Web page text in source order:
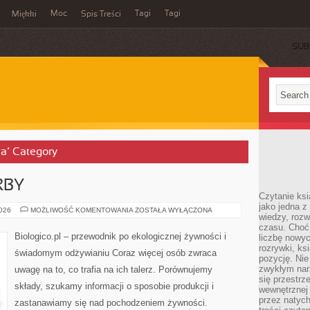
Miękki Moc Spis Treści Tagi Tagi
Category
MOŻLIWOŚĆ KOMENTOWANIA SEZONOWE
ZOSTAŁA WYŁĄCZONA
Biologico.pl – przewodnik po ekologicznej żywności i
świadomym odżywianiu Coraz więcej osób zwraca
uwagę na to, co trafia na ich talerz. Porównujemy
składy, szukamy informacji o sposobie produkcji i
zastanawiamy się nad pochodzeniem żywności.
Czytanie
jako jedna
wiedzy,
czasu. Choć
liczbę
rozrywki,
pozycję.
zwykłym
się
przez